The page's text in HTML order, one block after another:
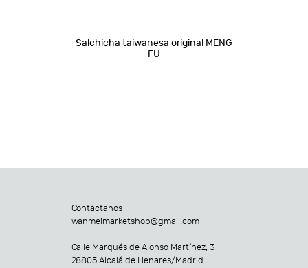
Salchicha taiwanesa original MENG
FU
Contáctanos
wanmeimarketshop@gmail.com
Calle Marqués de Alonso Martínez, 3
28805 Alcalá de Henares/Madrid